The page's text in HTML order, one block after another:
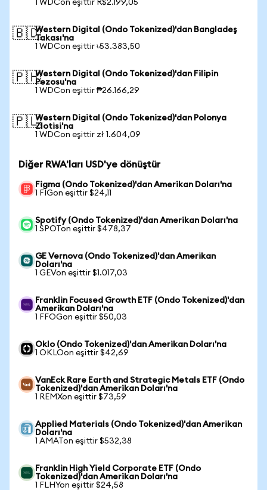
1 WDCon eşittir R$2.199,05
🇧🇩Western Digital (Ondo Tokenized)'dan Bangladeş
Takası'na
1 WDCon eşittir ৳53.383,50
🇵🇭Western Digital (Ondo Tokenized)'dan Filipin
Pezosu'na
1 WDCon eşittir ₱26.166,29
🇵🇱Western Digital (Ondo Tokenized)'dan Polonya
Zlotisi'na
1 WDCon eşittir zł 1.604,09
Diğer RWA'ları USD'ye dönüştür
Figma (Ondo Tokenized)'dan Amerikan Doları'na
1 FIGon eşittir $24,11
Spotify (Ondo Tokenized)'dan Amerikan Doları'na
1 SPOTon eşittir $478,37
GE Vernova (Ondo Tokenized)'dan Amerikan
Doları'na
1 GEVon eşittir $1.017,03
Franklin Focused Growth ETF (Ondo Tokenized)'dan
Amerikan Doları'na
1 FFOGon eşittir $50,03
Oklo (Ondo Tokenized)'dan Amerikan Doları'na
1 OKLOon eşittir $42,69
VanEck Rare Earth and Strategic Metals ETF (Ondo
Tokenized)'dan Amerikan Doları'na
1 REMXon eşittir $73,59
Applied Materials (Ondo Tokenized)'dan Amerikan
Doları'na
1 AMATon eşittir $532,38
Franklin High Yield Corporate ETF (Ondo
Tokenized)'dan Amerikan Doları'na
1 FLHYon eşittir $24,58